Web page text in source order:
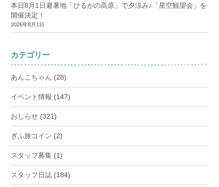
本日8月1日避暑地「ひるがの高原」で夕涼み♪「星空観望会」を
開催決定！
2026年8月1日
カテゴリー
あんこちゃん (28)
イベント情報 (147)
おしらせ (321)
ぎふ旅コイン (2)
スタッフ募集 (1)
スタッフ日誌 (184)